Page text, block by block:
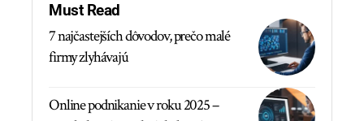
Must Read
7 najčastejších dôvodov, prečo malé
firmy zlyhávajú
Online podnikanie v roku 2025 –